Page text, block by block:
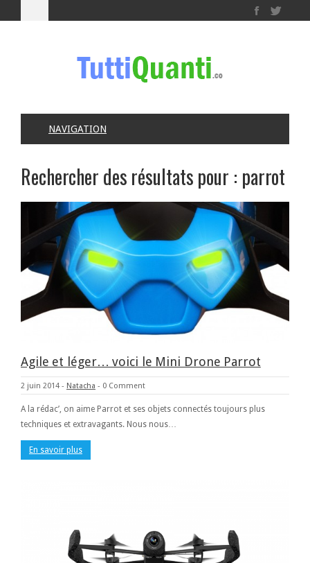
NAVIGATION
Rechercher des résultats pour : parrot
Agile et léger… voici le Mini Drone Parrot
2 juin 2014 - Natacha - 0 Comment
A la rédac’, on aime Parrot et ses objets connectés toujours plus
techniques et extravagants. Nous nous…
En savoir plus